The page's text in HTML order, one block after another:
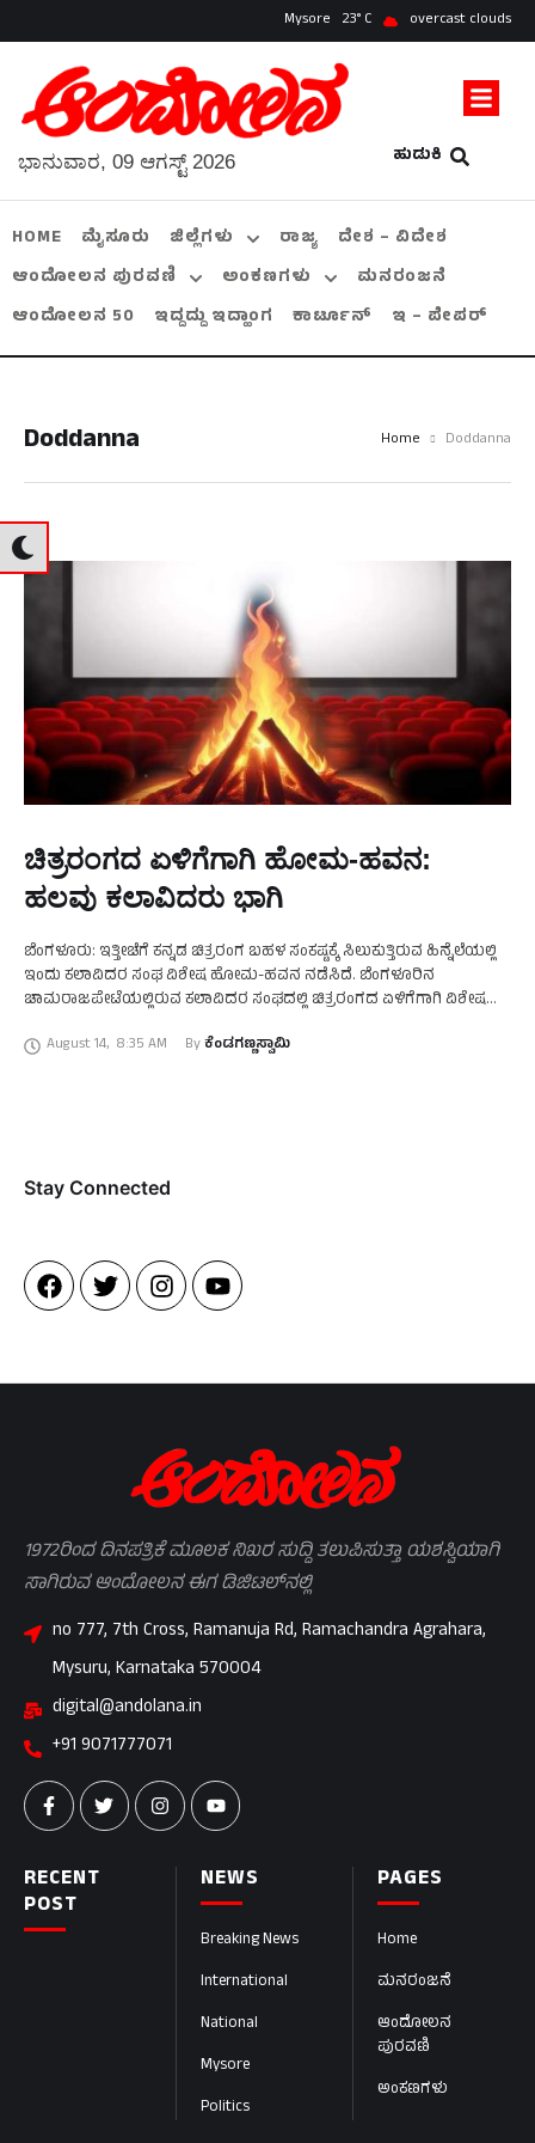
Mysore 23 overcast clouds
ಹುಡುಕಿ
ಭಾನುವಾರ, 09 ಆಗಸ್ಟ್ 2026
HOME ಮೈಸೂರು ಜಿಲ್ಲೆಗಳು ರಾಜ್ಯ
ದೇಶ – ವಿದೇಶ
ಆಂದೋಲನ ಪುರವಣಿ
ಅಂಕಣಗಳು
ಮನರಂಜನೆ
ಆಂದೋಲನ 50
ಇದ್ದದ್ದು ಇದ್ಹಾಂಗ ಕಾರ್ಟೂನ್ ಇ – ಪೇಪರ್
Doddanna Home Doddanna
ಚಿತ್ರರಂಗದ ಏಳಿಗೆಗಾಗಿ ಹೋಮ-ಹವನ:
ಹಲವು ಕಲಾವಿದರು ಭಾಗಿ
ಬೆಂಗಳೂರು: ಇತ್ತೀಚೆಗೆ ಕನ್ನಡ ಚಿತ್ರರಂಗ ಬಹಳ ಸಂಕಷ್ಟಕ್ಕೆ ಸಿಲುಕುತ್ತಿರುವ ಹಿನ್ನೆಲೆಯಲ್ಲಿ
ಇಂದು ಕಲಾವಿದರ ಸಂಘ ವಿಶೇಷ ಹೋಮ-ಹವನ ನಡೆಸಿದೆ. ಬೆಂಗಳೂರಿನ
ಚಾಮರಾಜಪೇಟೆಯಲ್ಲಿರುವ ಕಲಾವಿದರ ಸಂಘದಲ್ಲಿ ಚಿತ್ರರಂಗದ ಏಳಿಗೆಗಾಗಿ ವಿಶೇಷ
ಮೈಸೂರು, ಪದ್ಮಜಾ …
August 14, 8:35 AM By ಕೆಂಡಗಣ್ಣಸ್ವಾಮಿ
Stay Connected​
PAGES
Home
ಮನರಂಜನೆ
ಆಂದೋಲನ
ಪುರವಣಿ
ಅಂಕಣಗಳು
NEWS
Breaking News
International
National
Mysore
Politics
RECENT
POST
1972ರಿಂದ ದಿನಪತ್ರಿಕೆ ಮೂಲಕ ನಿಖರ ಸುದ್ದಿ ತಲುಪಿಸುತ್ತಾ ಯಶಸ್ವಿಯಾಗಿ
ಸಾಗಿರುವ ಆಂದೋಲನ ಈಗ ಡಿಜಿಟಲ್‌ನಲ್ಲಿ
no 777, 7th Cross, Ramanuja Rd, Ramachandra Agrahara,
Mysuru, Karnataka 570004
digital@andolana.in
+91 9071777071